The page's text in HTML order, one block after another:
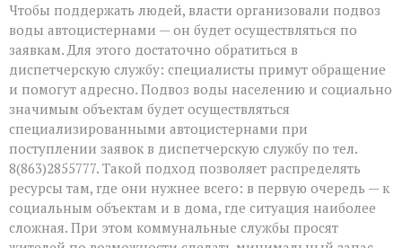
Чтобы поддержать людей, власти организовали подвоз
воды автоцистернами — он будет осуществляться по
заявкам. Для этого достаточно обратиться в
диспетчерскую службу: специалисты примут обращение
и помогут адресно. Подвоз воды населению и социально
значимым объектам будет осуществляться
специализированными автоцистернами при
поступлении заявок в диспетчерскую службу по тел.
8(863)2855777. Такой подход позволяет распределять
ресурсы там, где они нужнее всего: в первую очередь — к
социальным объектам и в дома, где ситуация наиболее
сложная. При этом коммунальные службы просят